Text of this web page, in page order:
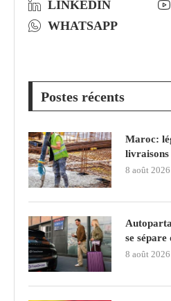
LINKEDIN
WHATSAPP
Postes récents
Maroc:
8 août 2026
se sépare
8 août 2026